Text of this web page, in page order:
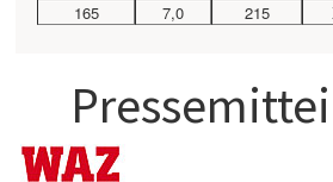
165
7,0 215